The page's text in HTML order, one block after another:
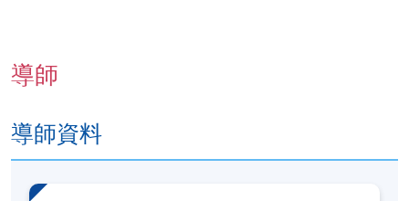
避免時間衝突。若因報讀人數不足而取消課程，本
院將安排退款；但在其他情況下，則
員也不能轉至其他班別或課程。詳情請參閱：
導師
導師資料